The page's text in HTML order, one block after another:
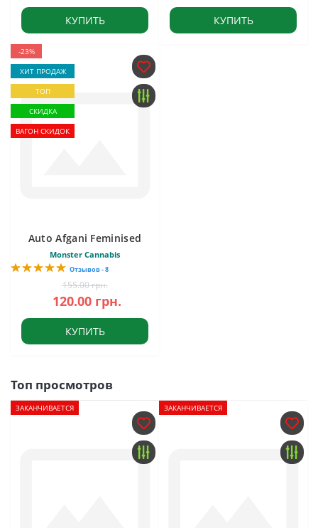
КУПИТЬ КУПИТЬ
-23%
ХИТ ПРОДАЖ
ТОП
СКИДКА
ВАГОН СКИДОК
Auto Afgani Feminised
Monster Cannabis
Отзывов - 8
155.00 грн.
120.00 грн.
КУПИТЬ
Топ просмотров
ЗАКАНЧИВАЕТСЯ ЗАКАНЧИВАЕТСЯ